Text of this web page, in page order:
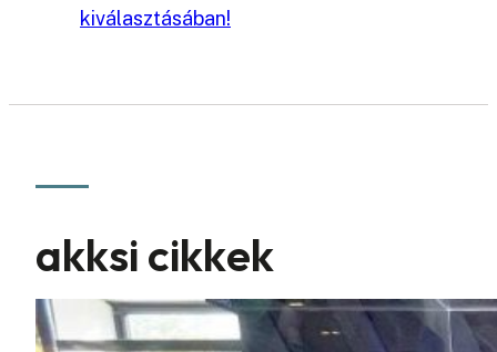
kiválasztásában!
akksi cikkek